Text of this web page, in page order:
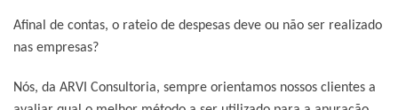
Afinal de contas, o rateio de despesas deve ou não ser realizado
nas empresas?
Nós, da ARVI Consultoria, sempre orientamos nossos clientes a